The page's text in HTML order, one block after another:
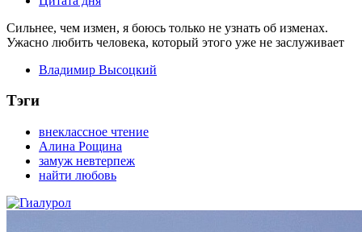
Сильнее, чем измен, я боюсь только не узнать об изменах.
Ужасно любить человека, который этого уже не заслуживает
Владимир Высоцкий
Тэги
внеклассное чтение
Алина Рощина
замуж невтерпеж
найти любовь